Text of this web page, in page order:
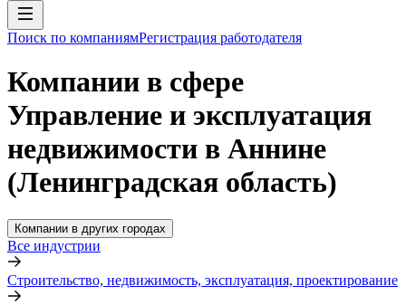
Поиск по компаниямРегистрация работодателя
Компании в сфере
Управление и эксплуатация
недвижимости в Аннине
(Ленинградская область)
Компании в других городах
Все индустрии
Строительство, недвижимость, эксплуатация, проектирование